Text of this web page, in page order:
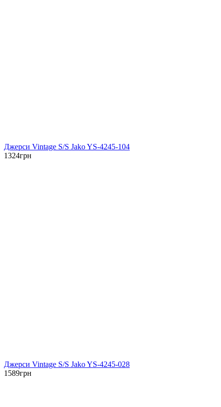
Джерси Vintage S/S Jako YS-4245-104
1324грн
Джерси Vintage S/S Jako YS-4245-028
1589грн